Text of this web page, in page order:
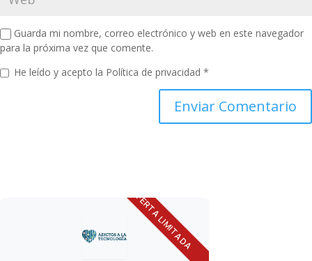
Guarda mi nombre, correo electrónico y web en este navegador
para la próxima vez que comente.
He leído y acepto la Política de privacidad *
OFERTA LIMITADA